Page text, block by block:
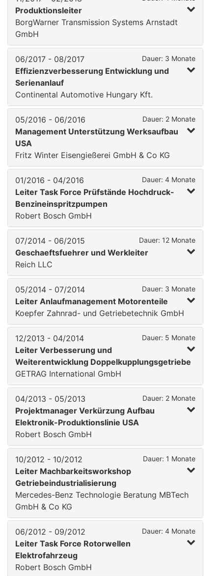
Produktionsleiter
BorgWarner Transmission Systems Arnstadt
GmbH
06/2017 - 08/2017 Dauer: 3 Monate
Effizienzverbesserung Entwicklung und
Serienanlauf
Continental Automotive Hungary Kft.
05/2016 - 06/2016 Dauer: 2 Monate
Management Unterstützung Werksaufbau
USA
Fritz Winter Eisengießerei GmbH & Co KG
01/2016 - 04/2016 Dauer: 4 Monate
Leiter Task Force Prüfstände Hochdruck-
Benzineinspritzpumpen
Robert Bosch GmbH
07/2014 - 06/2015 Dauer: 12 Monate
Geschaeftsfuehrer und Werkleiter
Reich LLC
05/2014 - 07/2014 Dauer: 3 Monate
Leiter Anlaufmanagement Motorenteile
Koepfer Zahnrad- und Getriebetechnik GmbH
12/2013 - 04/2014 Dauer: 5 Monate
Leiter Verbesserung und
Weiterentwicklung Doppelkupplungsgetriebe
GETRAG International GmbH
04/2013 - 05/2013 Dauer: 2 Monate
Projektmanager Verkürzung Aufbau
Elektronik-Produktionslinie USA
Robert Bosch GmbH
10/2012 - 10/2012 Dauer: 1 Monate
Leiter Machbarkeitsworkshop
Getriebeindustrialisierung
Mercedes-Benz Technologie Beratung MBTech
GmbH & Co KG
06/2012 - 09/2012 Dauer: 4 Monate
Leiter Task Force Rotorwellen
Elektrofahrzeug
Robert Bosch GmbH